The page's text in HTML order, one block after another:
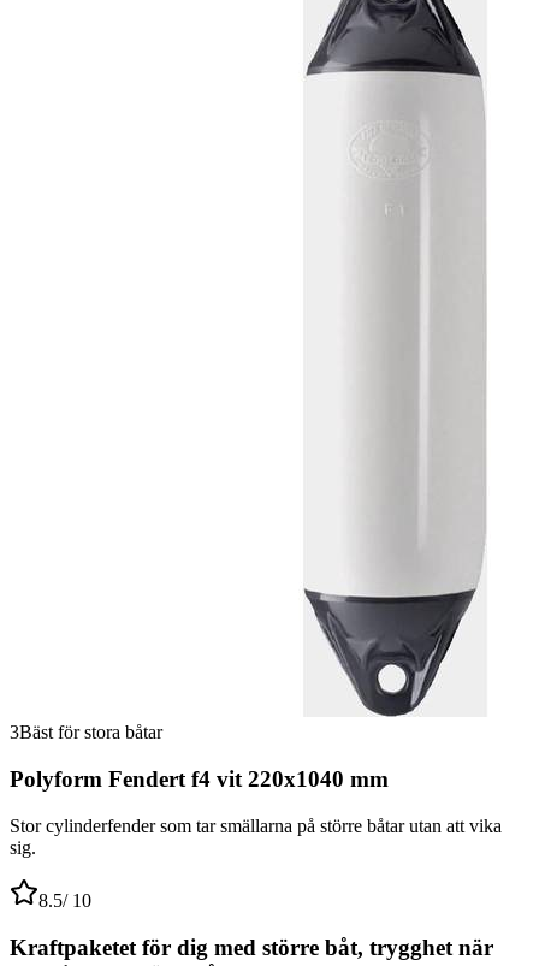
3Bäst för stora båtar
Polyform Fendert f4 vit 220x1040 mm
Stor cylinderfender som tar smällarna på större båtar utan att vika
sig.
8.5/ 10
Kraftpaketet för dig med större båt, trygghet när